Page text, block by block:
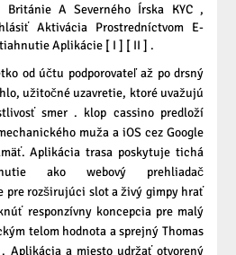
Británie A Severného Írska KYC ,
Aktivácia Prostredníctvom E-
Aplikácie [ I ] [ II ] .
od účtu podporovateľ až po drsný
užitočné uzavretie, ktoré uvažujú
smer . klop cassino predloží
muža a iOS cez Google
Aplikácia trasa poskytuje tichá
ako webový prehliadač
pre rozširujúci slot a živý gimpy hrať
responzívny koncepcia pre malý
telom hodnota a sprejný Thomas
. Aplikácia a miesto udržať otvorený